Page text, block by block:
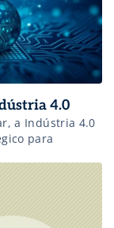
4.0
a Indústria 4.0
para